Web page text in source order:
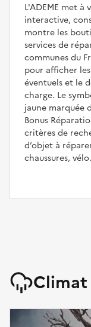
L'ADEME met
interactive,
montre les
services de
communes du
pour afficher
éventuels et le
charge. Le
jaune marquée
Bonus
critères de
d’objet à
chaussures,
Climat